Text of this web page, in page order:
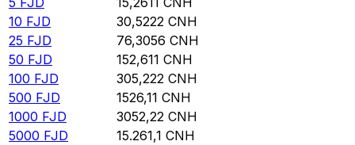
10 FJD 30,5222 CNH
25 FJD 76,3056 CNH
50 FJD 152,611 CNH
100 FJD 305,222 CNH
500 FJD 1526,11 CNH
1000 FJD 3052,22 CNH
5000 FJD 15.261,1 CNH